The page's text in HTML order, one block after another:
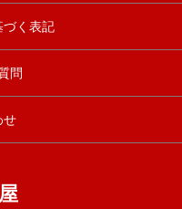
づく表記
問
せ